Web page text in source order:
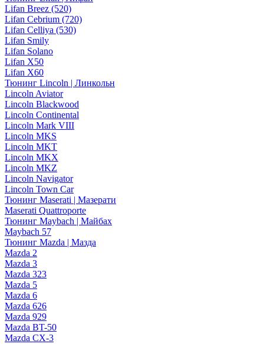
Lifan Breez (520)
Lifan Cebrium (720)
Lifan Celliya (530)
Lifan Smily
Lifan Solano
Lifan X50
Lifan X60
Тюнинг Lincoln | Линкольн
Lincoln Aviator
Lincoln Blackwood
Lincoln Continental
Lincoln Mark VIII
Lincoln MKS
Lincoln MKT
Lincoln MKX
Lincoln MKZ
Lincoln Navigator
Lincoln Town Car
Тюнинг Maserati | Мазерати
Maserati Quattroporte
Тюнинг Maybach | Майбах
Maybach 57
Тюнинг Mazda | Мазда
Mazda 2
Mazda 3
Mazda 323
Mazda 5
Mazda 6
Mazda 626
Mazda 929
Mazda BT-50
Mazda CX-3